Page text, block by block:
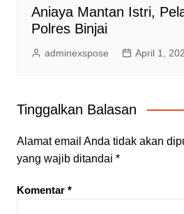
Aniaya Mantan Istri,
Polres Binjai
adminexspose April 1,
Tinggalkan Balasan
Alamat email Anda tidak akan
yang wajib ditandai *
Komentar *